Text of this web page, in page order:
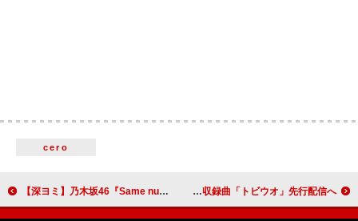
cero
【深ヨミ】乃木坂46『Same numbers』の販売動向を過去作と比較調査 WANIMA、自由な夏を閉じ込めたEP『Off-Leash』リリース＆収録曲「トビウオ」先行配信へ